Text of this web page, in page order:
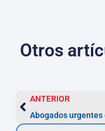
Otros
ANTERIOR